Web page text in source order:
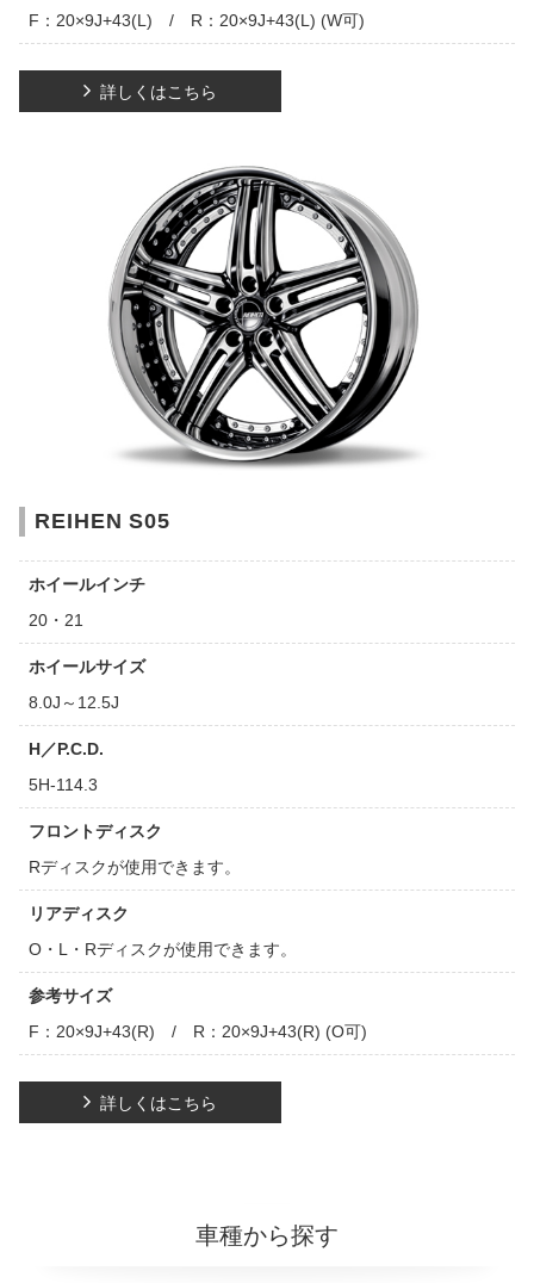
F：20×9J+43(L) / R：20×9J+43(L) (W可)
詳しくはこちら
REIHEN S05
ホイールインチ
20・21
ホイールサイズ
8.0J～12.5J
H／P.C.D.
5H-114.3
フロントディスク
Rディスクが使用できます。
リアディスク
O・L・Rディスクが使用できます。
参考サイズ
F：20×9J+43(R) / R：20×9J+43(R) (O可)
詳しくはこちら
車種から探す